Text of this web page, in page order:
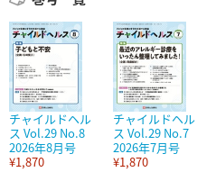
チャイルドヘル
ス Vol.29 No.8
2026年8月号
¥1,870
チャイルドヘル
ス Vol.29 No.7
2026年7月号
¥1,870